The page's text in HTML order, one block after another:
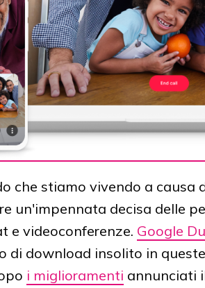
che stiamo vivendo a causa
un'impennata decisa delle
e videoconferenze. Google
di download insolito in
i miglioramenti annunciati